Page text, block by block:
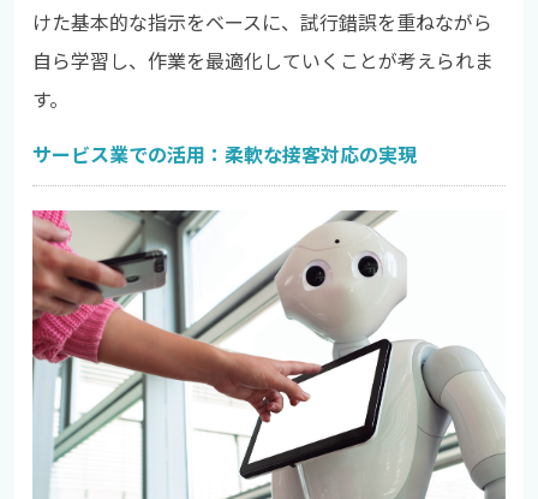
けた基本的な指示をベースに、試行錯誤を重ねながら
自ら学習し、作業を最適化していくことが考えられま
す。
サービス業での活用：柔軟な接客対応の実現